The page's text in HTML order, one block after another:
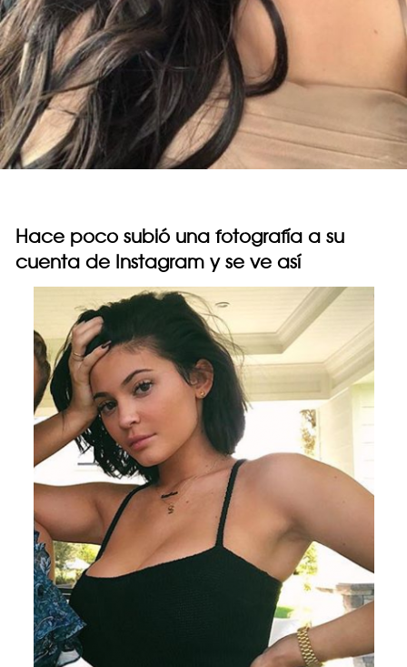
Hace poco subió una fotografía a su
cuenta de Instagram y se ve así